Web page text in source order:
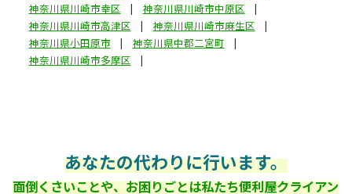
神奈川県川崎市幸区
神奈川県川崎市中原区
神奈川県川崎市高津区
神奈川県川崎市麻生区
神奈川県小田原市
神奈川県中郡二宮町
神奈川県川崎市多摩区
あなたの代わりに行います。
面倒くさいことや、お困りごとは私たち便利屋クライアン